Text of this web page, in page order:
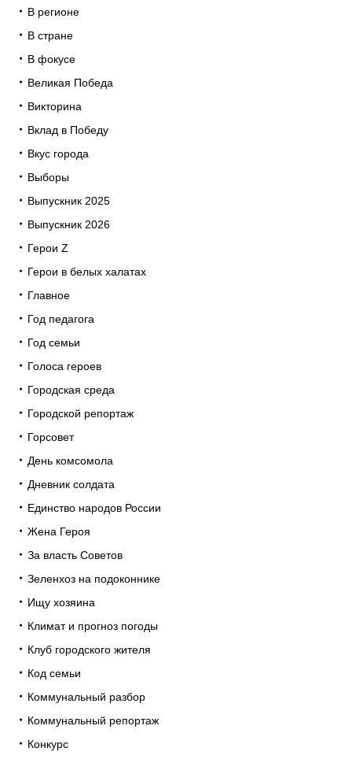
В регионе
В стране
В фокусе
Великая Победа
Викторина
Вклад в Победу
Вкус города
Выборы
Выпускник 2025
Выпускник 2026
Герои Z
Герои в белых халатах
Главное
Год педагога
Год семьи
Голоса героев
Городская среда
Городской репортаж
Горсовет
День комсомола
Дневник солдата
Единство народов России
Жена Героя
За власть Советов
Зеленхоз на подоконнике
Ищу хозяина
Климат и прогноз погоды
Клуб городского жителя
Код семьи
Коммунальный разбор
Коммунальный репортаж
Конкурс